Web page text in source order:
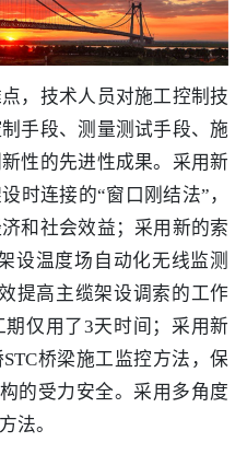
技术人员对施工控制技
手段、测量测试手段、施
性的先进性成果。采用新
连接的“窗口刚结法”，
和社会效益；采用新的索
温度场自动化无线监测
提高主缆架设调索的工作
仅用了3天时间；采用新
桥梁施工监控方法，保
的受力安全。采用多角度
法。